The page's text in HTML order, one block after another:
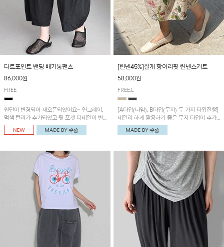
다트포인트 밴딩 배기통팬츠
86,000원
FREE
원단이 변경되어 재오픈되었어요~ 연그레이,
먹색 컬러가 추가되었고 뒷 포켓 디테일이 변
경되었습니다~가볍고 시원하게 착용되는 배
기통팬츠! 허리밴딩과 여유로운 통으로 편안해
[린넨45%]절개 항아리핏 린넨스커트
58,000원
FREE,L
[A타입(나염), B타입(무지) 두 가지 타입진행]
데일리 하게 활용하기 좋은 무지 타입이 추가
되었어요~ 볼륨감 있는 항아리핏 실루엣이 유
니크하며 포켓디테일이 POINT!